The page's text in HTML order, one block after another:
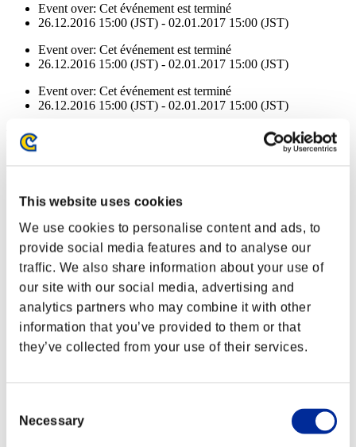
This website uses cookies
We use cookies to personalise content and ads, to
provide social media features and to analyse our
traffic. We also share information about your use of
our site with our social media, advertising and
analytics partners who may combine it with other
information that you’ve provided to them or that
they’ve collected from your use of their services.
Selection
Necessary
Event over: Cet événement est terminé
26.12.2016 15:00 (JST) - 02.01.2017 15:00 (JST)
Event over: Cet événement est terminé
26.12.2016 15:00 (JST) - 02.01.2017 15:00 (JST)
Event over: Cet événement est terminé
26.12.2016 15:00 (JST) - 02.01.2017 15:00 (JST)
Récompenses
Succès
NV personnage: 100 ou moins
Électrocution
Lv.3
Focus
Lv.4
NV personnage: 60 ou moins